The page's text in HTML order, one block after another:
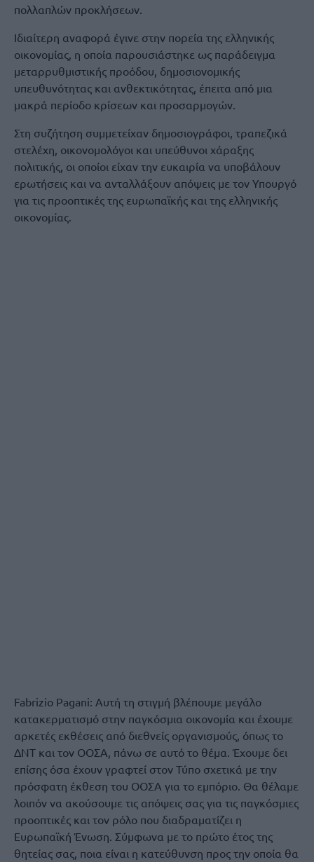
πολλαπλών προκλήσεων.
Ιδιαίτερη αναφορά έγινε στην πορεία της ελληνικής
οικονομίας, η οποία παρουσιάστηκε ως παράδειγμα
μεταρρυθμιστικής προόδου, δημοσιονομικής
υπευθυνότητας και ανθεκτικότητας, έπειτα από μια
μακρά περίοδο κρίσεων και προσαρμογών.
Στη συζήτηση συμμετείχαν δημοσιογράφοι, τραπεζικά
στελέχη, οικονομολόγοι και υπεύθυνοι χάραξης
πολιτικής, οι οποίοι είχαν την ευκαιρία να υποβάλουν
ερωτήσεις και να ανταλλάξουν απόψεις με τον Υπουργό
για τις προοπτικές της ευρωπαϊκής και της ελληνικής
οικονομίας.
Fabrizio Pagani: Αυτή τη στιγμή βλέπουμε μεγάλο
κατακερματισμό στην παγκόσμια οικονομία και έχουμε
αρκετές εκθέσεις από διεθνείς οργανισμούς, όπως το
ΔΝΤ και τον ΟΟΣΑ, πάνω σε αυτό το θέμα. Έχουμε δει
επίσης όσα έχουν γραφτεί στον Τύπο σχετικά με την
πρόσφατη έκθεση του ΟΟΣΑ για το εμπόριο. Θα θέλαμε
λοιπόν να ακούσουμε τις απόψεις σας για τις παγκόσμιες
προοπτικές και τον ρόλο που διαδραματίζει η
Ευρωπαϊκή Ένωση. Σύμφωνα με το πρώτο έτος της
θητείας σας, ποια είναι η κατεύθυνση προς την οποία θα